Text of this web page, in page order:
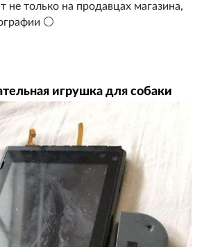
не только на продавцах магазина,
⚪
игрушка для собаки